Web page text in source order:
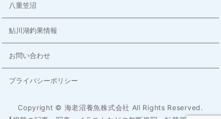
八重笠沼
鮎川湖釣果情報
お問い合わせ
プライバシーポリシー
Copyright © 海老沼養魚株式会社 All Rights Reserved.